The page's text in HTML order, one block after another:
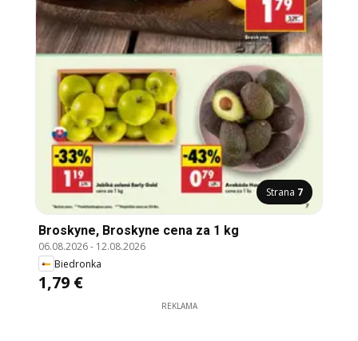
Strana 7
Broskyne, Broskyne cena za 1 kg
06.08.2026- 12.08.2026
Biedronka
1,79 €
REKLAMA